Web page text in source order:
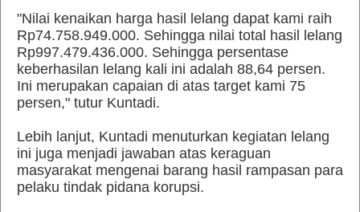
"Nilai kenaikan harga hasil lelang dapat kami raih
Rp74.758.949.000. Sehingga nilai total hasil lelang
Rp997.479.436.000. Sehingga persentase
keberhasilan lelang kali ini adalah 88,64 persen.
Ini merupakan capaian di atas target kami 75
persen," tutur Kuntadi.
Lebih lanjut, Kuntadi menuturkan kegiatan lelang
ini juga menjadi jawaban atas keraguan
masyarakat mengenai barang hasil rampasan para
pelaku tindak pidana korupsi.